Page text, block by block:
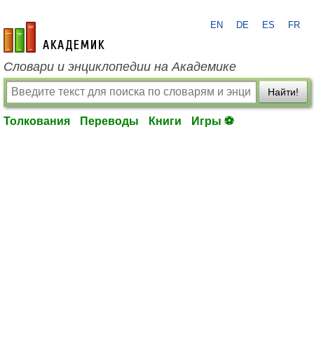
academic.ru
EN DE ES FR
Словари и энциклопедии на Академике
Найти!
Толкования Переводы Книги Игры ⚽